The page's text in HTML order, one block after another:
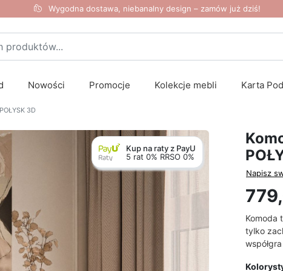
Wygodna dostawa, niebanalny design – zamów już dziś!
Nowości Promocje Kolekcje mebli Karta
3D
Kup na raty z PayU
5 rat 0% RRSO 0%
Napisz
Komoda
tylko